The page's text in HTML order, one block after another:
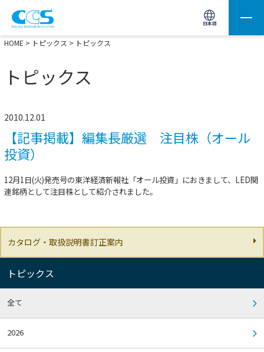
日本語
画像処理用の製品検索 サイト内検索(Enterで実行)
HOME > トピックス > トピックス
トピックス
2010.12.01
【記事掲載】編集長厳選 注目株（オール
投資）
12月1日(火)発売号の東洋経済新報社「オール投資」におきまして、LED関
連銘柄として注目株として紹介されました。
カタログ・取扱説明書訂正案内
トピックス
全て
2026